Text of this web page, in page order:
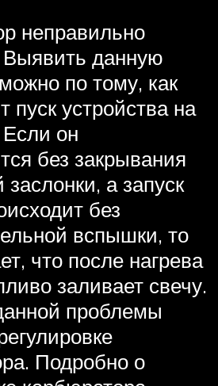
неправильно
Выявить данную
по тому, как
пуск устройства на
он
без закрывания
а запуск
без
вспышки, то
что после нагрева
заливает свечу.
проблемы
Подробно о